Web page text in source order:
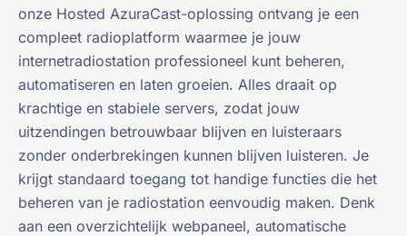
onze Hosted AzuraCast-oplossing ontvang je een
compleet radioplatform waarmee je jouw
internetradiostation professioneel kunt beheren,
automatiseren en laten groeien. Alles draait op
krachtige en stabiele servers, zodat jouw
uitzendingen betrouwbaar blijven en luisteraars
zonder onderbrekingen kunnen blijven luisteren. Je
krijgt standaard toegang tot handige functies die het
beheren van je radiostation eenvoudig maken. Denk
aan een overzichtelijk webpaneel, automatische